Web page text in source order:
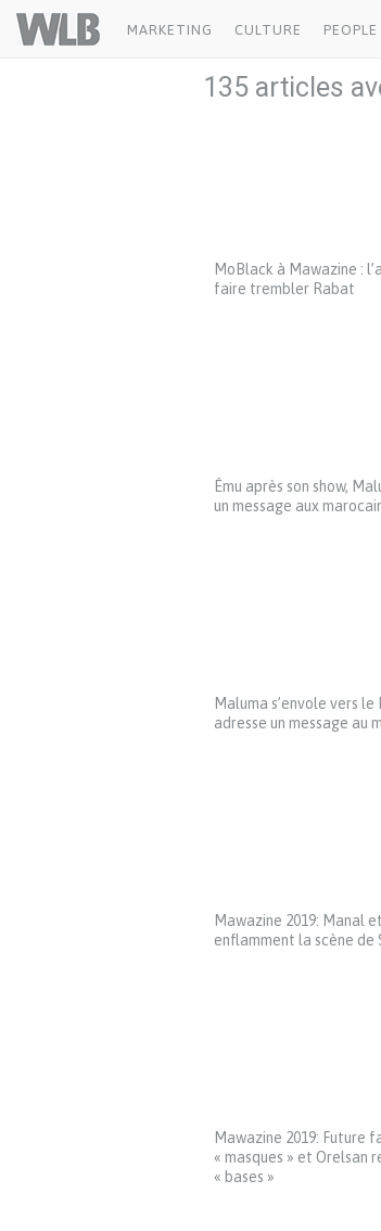
Welovebuzz
MARKETING CULTURE PEOPLE
135 articles
MoBlack à Mawazine :
faire trembler Rabat
Ému après son show,
un message aux
Maluma s’envole vers
adresse un message au
Mawazine 2019: Manal
enflamment la scène de
Mawazine 2019: Future
« masques » et Orelsan
« bases »